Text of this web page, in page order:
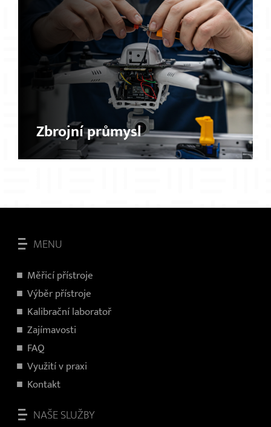
Zbrojní průmysl
MENU
Měřicí přístroje
Výběr přístroje
Kalibrační laboratoř
Zajímavosti
FAQ
Využití v praxi
Kontakt
NAŠE SLUŽBY